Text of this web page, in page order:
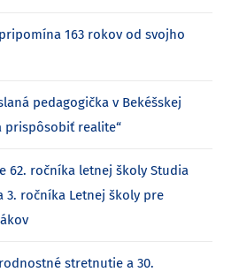
163 rokov od svojho
pedagogička v Bekéšskej
prispôsobiť realite“
62. ročníka letnej školy Studia
3. ročníka Letnej školy pre
stretnutie a 30.